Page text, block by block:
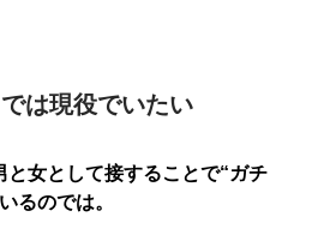
は現役でいたい
女として接することで“ガチ
るのでは。